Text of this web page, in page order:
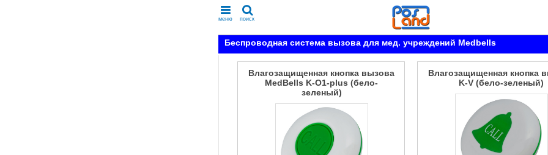
меню поиск
Беспроводная система вызова для мед. учреждений Medbells
Влагозащищенная кнопка вызова
MedBells K-O1-plus (бело-
зеленый)
Влагозащищенная кнопка
K-V (бело-зеленый)